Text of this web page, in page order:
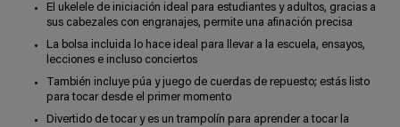
El ukelele de iniciación ideal para estudiantes y adultos, gracias a
sus cabezales con engranajes, permite una afinación precisa
La bolsa incluida lo hace ideal para llevar a la escuela, ensayos,
lecciones e incluso conciertos
También incluye púa y juego de cuerdas de repuesto; estás listo
para tocar desde el primer momento
Divertido de tocar y es un trampolín para aprender a tocar la